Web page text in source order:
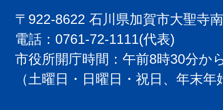
〒922-8622 石川県加賀市大聖寺
電話：0761-72-1111(代表)
市役所開庁時間：午前8時30分か
（土曜日・日曜日・祝日、年末